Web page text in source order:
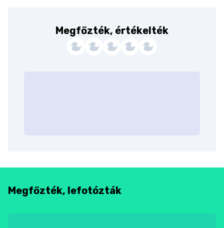
Megfőzték, értékelték
Megfőzték, lefotózták